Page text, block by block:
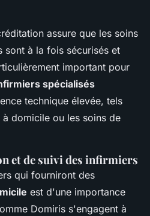
assure que les soins
sont à la fois sécurisés et
important pour
spécialisés
technique élevée, tels
domicile ou les soins de
et de suivi des infirmiers
qui fourniront des
est d'une importance
Domiris s'engagent à